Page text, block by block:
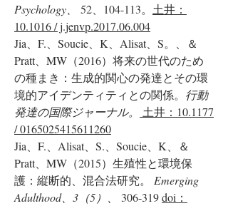
Psychology、
52、104-113。 土井：
10.1016 / j.jenvp.2017.06.004
Jia、F.、Soucie、K、Alisat、S。、＆
Pratt、MW（2016）将来の世代のため
の種まき：生成的関心の発達とその環
境的アイデンティティとの関係。 行動
発達の国際ジャーナル。
土井：10.1177
/0165025415611260
Jia、F.、Alisat、S.、Soucie、K、＆
Pratt、MW（2015）生殖性と環境保
護：縦断的、混合法研究。 Emerging
Adulthood、3（5）、
306-319doi：